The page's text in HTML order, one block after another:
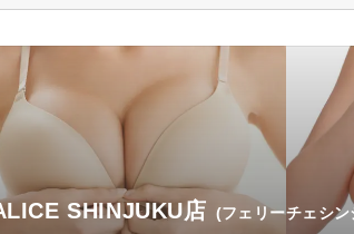
SHINJUKU店 (フェリーチェシン